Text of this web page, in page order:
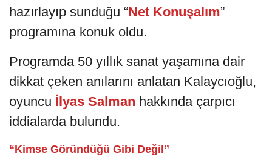
hazırlayıp sunduğu “Net Konuşalım”
programına konuk oldu.
Programda 50 yıllık sanat yaşamına dair
dikkat çeken anılarını anlatan Kalaycıoğlu,
oyuncu İlyas Salman hakkında çarpıcı
iddialarda bulundu.
“Kimse Göründüğü Gibi Değil”